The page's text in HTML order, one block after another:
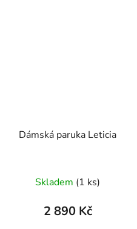
Dámská paruka Leticia
Skladem (1 ks)
2 890 Kč